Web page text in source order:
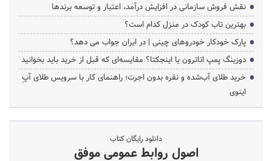
نقش فروش سازمانی در افزایش درآمد، اعتبار و توسعه برندها
بهترین تاب کودک در منزل کدام است؟
پارک خودکار خودروهای چینی | در ایران جواب می دهد؟
دوزینگ پمپ اتاترون یا اینجکتا؟ مقایسه‌ای که قبل از خرید باید بخوانید
خرید طلای آب‌شده و نقره بدون اجرت؛ راهنمای کار با سرویس طلای آپِ
اینوی
دانلود رایگان کتاب
اصول روابط عمومی موفق